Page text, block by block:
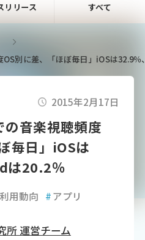
リリース すべて
OS別に差、「ほぼ毎日」iOSは32.9
2015年2月17日
の音楽視聴頻度
毎日」iOSは
は20.2％
利用動向 #アプリ
所 運営チーム